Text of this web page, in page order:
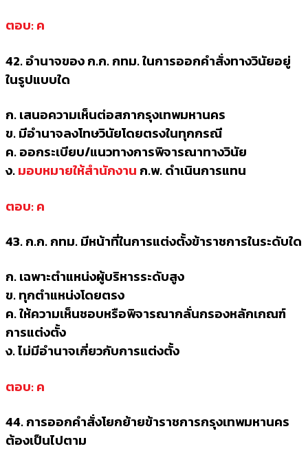
ตอบ: ค
42. อำนาจของ ก.ก. กทม. ในการออกคำสั่งทางวินัยอยู่
ในรูปแบบใด
ก. เสนอความเห็นต่อสภากรุงเทพมหานคร
ข. มีอำนาจลงโทษวินัยโดยตรงในทุกกรณี
ค. ออกระเบียบ/แนวทางการพิจารณาทางวินัย
ง.มอบหมายให้สำนักงาน ก.พ. ดำเนินการแทน
ตอบ: ค
43. ก.ก. กทม. มีหน้าที่ในการแต่งตั้งข้าราชการในระดับใด
ก. เฉพาะตำแหน่งผู้บริหารระดับสูง
ข. ทุกตำแหน่งโดยตรง
ค. ให้ความเห็นชอบหรือพิจารณากลั่นกรองหลักเกณฑ์
การแต่งตั้ง
ง. ไม่มีอำนาจเกี่ยวกับการแต่งตั้ง
ตอบ: ค
44. การออกคำสั่งโยกย้ายข้าราชการกรุงเทพมหานคร
ต้องเป็นไปตาม